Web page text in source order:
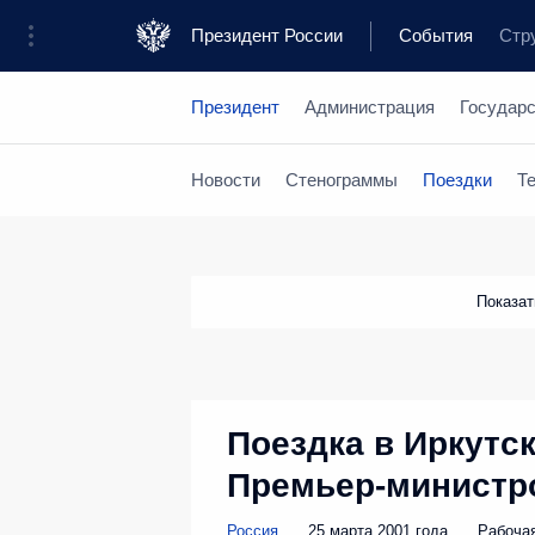
Президент России События
Президент Администрация
Новости Стенограммы Поездки
Поездка в
Премьер-
Россия 25 марта 2001 года